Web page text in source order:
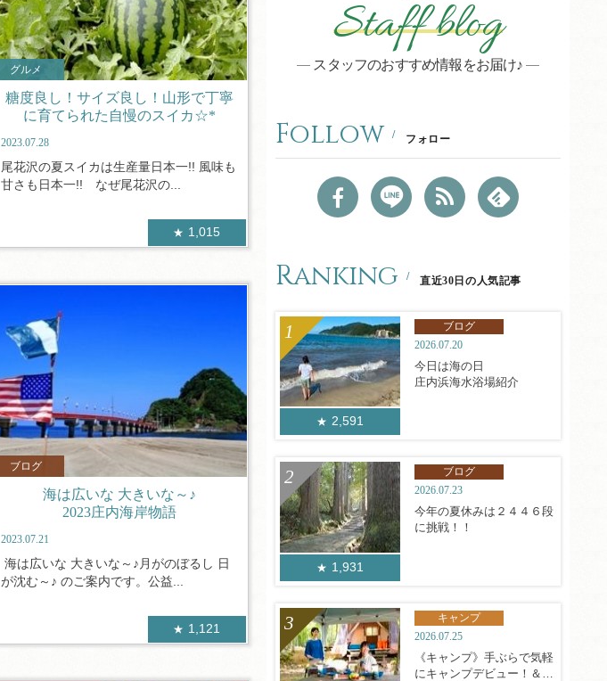
グルメ
糖度良し！サイズ良し！山形で丁寧
に育てられた自慢のスイカ☆*
2023.07.28
尾花沢の夏スイカは生産量日本一!! 風味も
甘さも日本一!! なぜ尾花沢の...
1,015
ブログ
海は広いな 大きいな～♪
2023庄内海岸物語
2023.07.21
海は広いな 大きいな～♪月がのぼるし 日
が沈む～♪ のご案内です。公益...
1,121
Staff blog
スタッフのおすすめ情報をお届け♪
Follow フォロー
Ranking 直近30日の人気記事
2,591
ブログ
2026.07.20
今日は海の日
庄内浜海水浴場紹介
1,931
ブログ
2026.07.23
今年の夏休みは２４４６段
に挑戦！！
キャンプ
2026.07.25
《キャンプ》手ぶらで気軽
にキャンプデビュー！＆8